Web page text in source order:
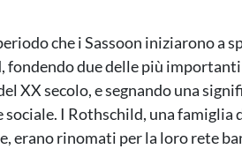
che i Sassoon iniziarono a
fondendo due delle più
XX secolo, e segnando una
sociale. I Rothschild, una famiglia
erano rinomati per la loro rete